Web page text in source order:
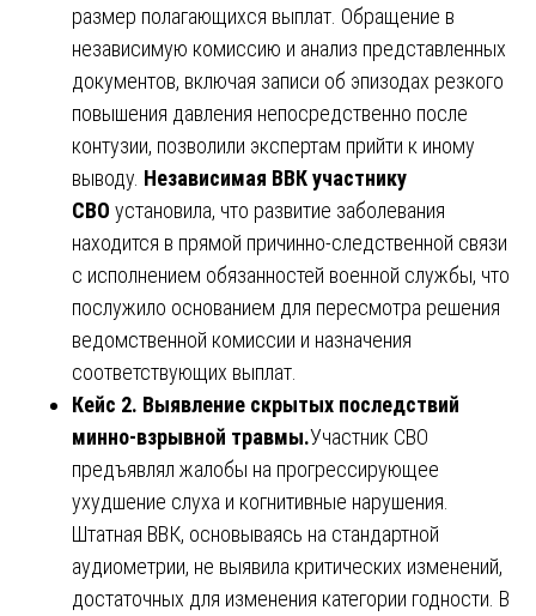
размер полагающихся выплат. Обращение в
независимую комиссию и анализ представленных
документов, включая записи об эпизодах резкого
повышения давления непосредственно после
контузии, позволили экспертам прийти к иному
выводу. Независимая ВВК участнику
СВО установила, что развитие заболевания
находится в прямой причинно-следственной связи
с исполнением обязанностей военной службы, что
послужило основанием для пересмотра решения
ведомственной комиссии и назначения
соответствующих выплат.
Кейс 2. Выявление скрытых последствий
минно-взрывной травмы.Участник СВО
предъявлял жалобы на прогрессирующее
ухудшение слуха и когнитивные нарушения.
Штатная ВВК, основываясь на стандартной
аудиометрии, не выявила критических изменений,
достаточных для изменения категории годности. В